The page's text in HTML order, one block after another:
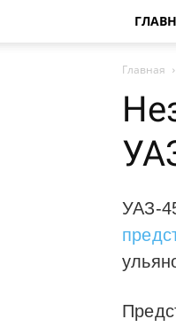
Главная
УАЗ-